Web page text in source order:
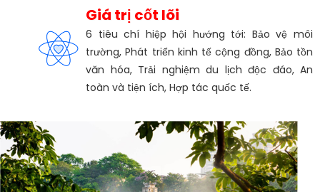
Giá trị cốt lõi
6 tiêu chí hiệp hội hướng tới: Bảo vệ môi
trường, Phát triển kinh tế cộng đồng, Bảo tồn
văn hóa, Trải nghiệm du lịch độc đáo, An
toàn và tiện ích, Hợp tác quốc tế.